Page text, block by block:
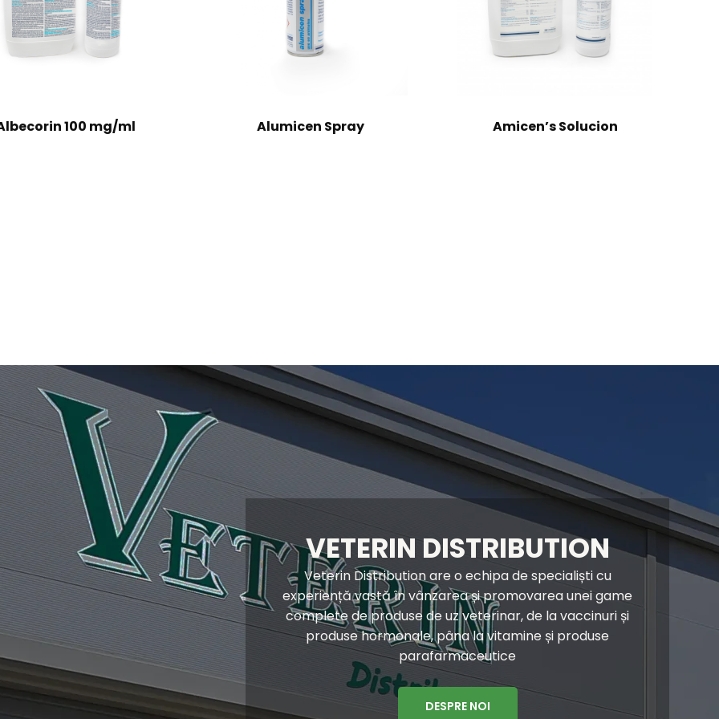
100 mg/ml Alumicen Spray Amicen’s Solucion
VETERIN DISTRIBUTION
Veterin Distribution are o echipa de specialiști cu
experiență vastă în vânzarea și promovarea unei game
complete de produse de uz veterinar, de la vaccinuri și
produse hormonale, pâna la vitamine și produse
parafarmaceutice
DESPRE NOI